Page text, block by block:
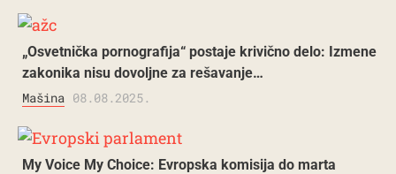
„Osvetnička pornografija“ postaje krivično delo: Izmene
zakonika nisu dovoljne za rešavanje…
Mašina 08.08.2025.
My Voice My Choice: Evropska komisija do marta